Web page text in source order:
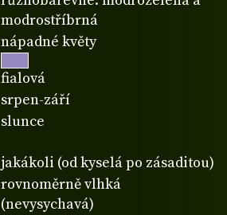
modrostříbrná
nápadné květy
fialová
srpen-září
slunce
jakákoli (od kyselá po zásaditou)
rovnoměrně vlhká
(nevysychavá)